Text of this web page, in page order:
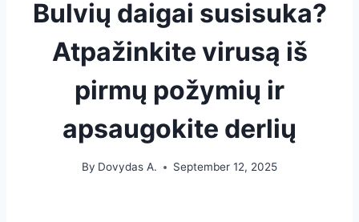
Bulvių daigai susisuka?
Atpažinkite virusą iš
pirmų požymių ir
apsaugokite derlių
By Dovydas A. September 12, 2025